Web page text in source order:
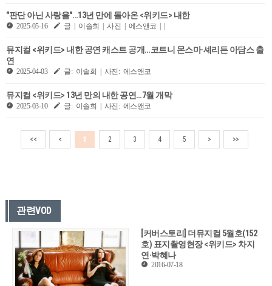
"판단 아닌 사랑을"…13년 만에 돌아온 <위키드> 내한
2025-05-16 글 | 이솔희 | 사진 | 에스앤코 | |
뮤지컬 <위키드> 내한 공연 캐스트 공개…코트니 몬스마·셰리든 아담스 출
연
2025-04-03 글: 이솔희 | 사진: 에스앤코
뮤지컬 <위키드> 13년 만의 내한 공연…7월 개막
2025-03-10 글: 이솔희 | 사진: 에스앤코
<< < 1 2 3 4 5 > >>
관련VOD
[커버스토리] 더뮤지컬 5월호(152
호) 표지촬영현장 <위키드> 차지
연·박혜나
2016-07-18